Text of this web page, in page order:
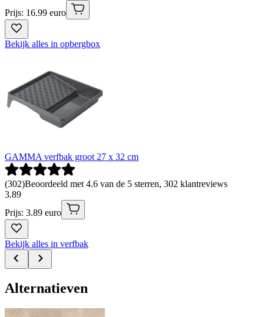
Prijs: 16.99 euro
Bekijk alles in opbergbox
GAMMA verfbak groot 27 x 32 cm
(302)Beoordeeld met 4.6 van de 5 sterren, 302 klantreviews
3.89
Prijs: 3.89 euro
Bekijk alles in verfbak
Alternatieven